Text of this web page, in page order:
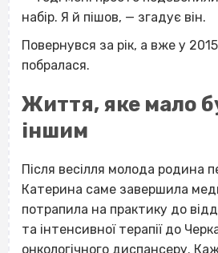
набір. Я й пішов, — згадує він.
Повернувся за рік, а вже у
побралася.
Життя, яке мало
іншим
Після весілля молода родина
Катерина саме завершила
потрапила на практику до
та інтенсивної терапії до
онкологічного диспансеру.